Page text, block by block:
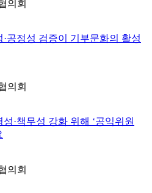
의회
공정성 검증이 기부문화의 활성
의회
·책무성 강화 위해 ‘공익위원
의회